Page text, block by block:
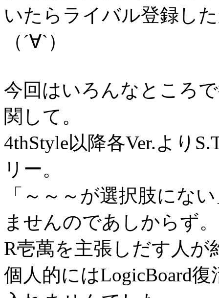
いたらライバル登録し
（´∀`）
今回はいろんなところ
関して。
4thStyle以降各Ver.より
リー。
「～～～が選択肢にな
ませんのであしからず。
R壱萬を主張しだす人
個人的にはLogicBoard